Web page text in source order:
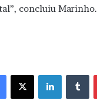
concluiu Marinho.
Facebook X Linkedin